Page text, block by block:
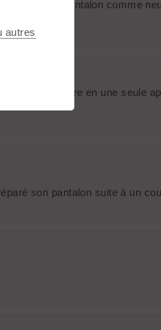
et voilou pantalon comme
et répare en une seule
son pantalon suite à un
autres